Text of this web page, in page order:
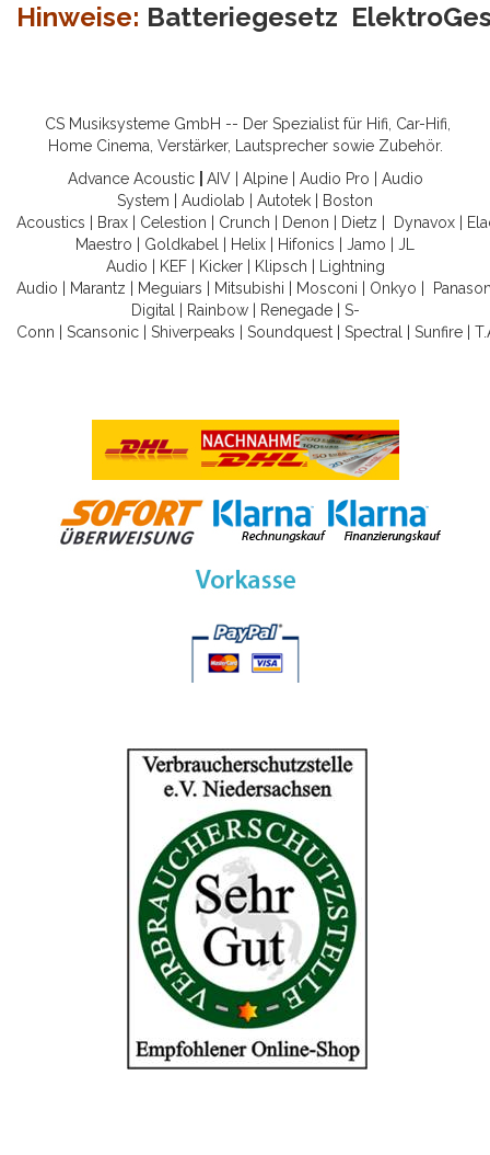
Hinweise: Batteriegesetz
CS Musiksysteme GmbH -- Der Spezialist für Hifi, Car-Hifi,
Home Cinema, Verstärker, Lautsprecher sowie Zubehör.
Advance Acoustic
AIV| Alpine| Audio Pro
Audio
System
Audiolab Autotek
Boston
Acoustics
Brax Celestion Crunch Denon Dietz Dynavox
Maestro
Goldkabel Helix Hifonics Jamo
JL
Audio
KEF| Kicker| Klipsch
Lightning
Audio
Marantz Meguiars Mitsubishi Mosconi Onkyo
Digital
Rainbow| Renegade| S-
Conn
Scansonic Shiverpeaks Soundquest Spectral Sunfire